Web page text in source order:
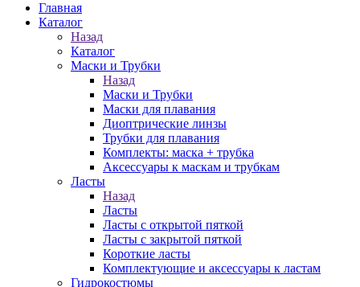
Главная
Каталог
Назад
Каталог
Маски и Трубки
Назад
Маски и Трубки
Маски для плавания
Диоптрические линзы
Трубки для плавания
Комплекты: маска + трубка
Аксессуары к маскам и трубкам
Ласты
Назад
Ласты
Ласты с открытой пяткой
Ласты с закрытой пяткой
Короткие ласты
Комплектующие и аксессуары к ластам
Гидрокостюмы